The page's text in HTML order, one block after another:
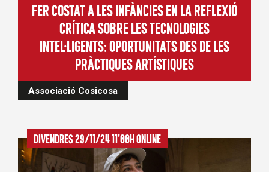
Fer costat a les infàncies en la reflexió
crítica sobre les tecnologies
intel·ligents: oportunitats des de les
pràctiques artístiques
Associació Cosicosa
Divendres 29/11/24 11'00h Online